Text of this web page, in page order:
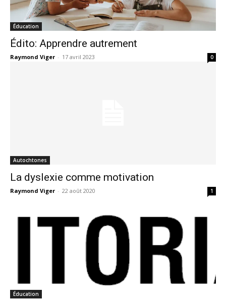
Éducation
Édito: Apprendre autrement
Raymond Viger - 17 avril 2023 0
Autochtones
La dyslexie comme motivation
Raymond Viger - 22 août 2020 1
Éducation